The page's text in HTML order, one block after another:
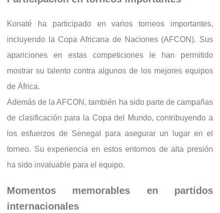
Konaté ha participado en varios torneos importantes,
incluyendo la Copa Africana de Naciones (AFCON). Sus
apariciones en estas competiciones le han permitido
mostrar su talento contra algunos de los mejores equipos
de África.
Además de la AFCON, también ha sido parte de campañas
de clasificación para la Copa del Mundo, contribuyendo a
los esfuerzos de Senegal para asegurar un lugar en el
torneo. Su experiencia en estos entornos de alta presión
ha sido invaluable para el equipo.
Momentos memorables en partidos
internacionales